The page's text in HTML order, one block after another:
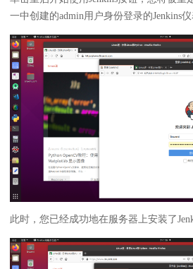
一中创建的admin用户身份登录的Jenkins仪
此时，您已经成功地在服务器上安装了